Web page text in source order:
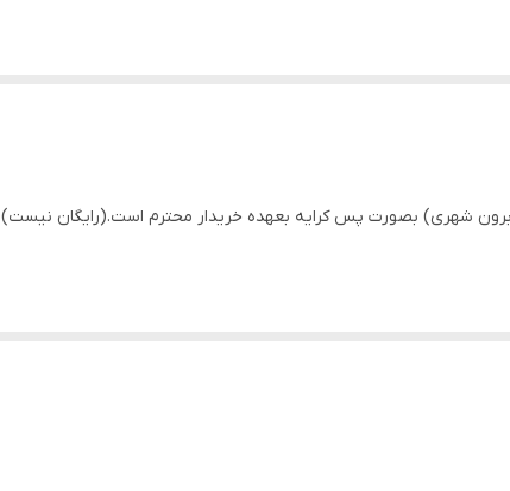
برون شهری) بصورت پس کرایه بعهده خریدار محترم است.(رایگان نیست)